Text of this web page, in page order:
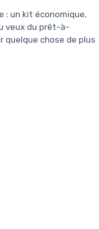
: un kit économique,
veux du prêt-à-
quelque chose de plus